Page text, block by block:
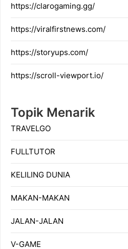
https://clarogaming.gg/
https://viralfirstnews.com/
https://storyups.com/
https://scroll-viewport.io/
Topik Menarik
TRAVELGO
FULLTUTOR
KELILING DUNIA
MAKAN-MAKAN
JALAN-JALAN
V-GAME